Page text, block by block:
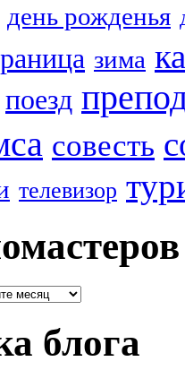
день рожденья
зима
поезд
совесть
телевизор
блога